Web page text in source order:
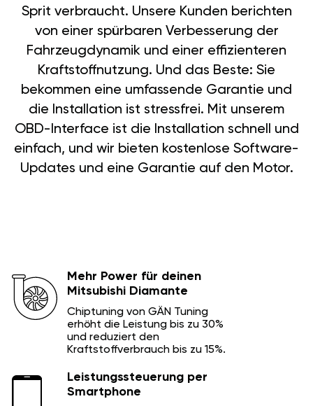
Sprit verbraucht. Unsere Kunden berichten
von einer spürbaren Verbesserung der
Fahrzeugdynamik und einer effizienteren
Kraftstoffnutzung. Und das Beste: Sie
bekommen eine umfassende Garantie und
die Installation ist stressfrei. Mit unserem
OBD-Interface ist die Installation schnell und
einfach, und wir bieten kostenlose Software-
Updates und eine Garantie auf den Motor.
Mehr Power für deinen
Mitsubishi Diamante
Chiptuning von GÄN Tuning
erhöht die Leistung bis zu 30%
und reduziert den
Kraftstoffverbrauch bis zu 15%.
Leistungssteuerung per
Smartphone